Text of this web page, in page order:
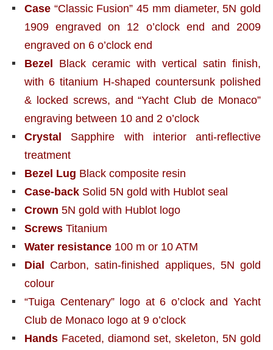
Case “Classic Fusion” 45 mm diameter, 5N gold
1909 engraved on 12 o’clock end and 2009
engraved on 6 o’clock end
Bezel
Black ceramic with vertical satin finish,
with 6 titanium H-shaped countersunk polished
& locked screws, and “Yacht Club de Monaco”
engraving between 10 and 2 o’clock
Crystal
Sapphire with interior anti-reflective
treatment
Bezel Lug Black composite resin
Case-back Solid 5N gold with Hublot seal
Crown 5N gold with Hublot logo
Screws Titanium
Water resistance 100 m or 10 ATM
Dial
Carbon, satin-finished appliques, 5N gold
colour
“Tuiga Centenary” logo at 6 o’clock and Yacht
Club de Monaco logo at 9 o’clock
Hands Faceted, diamond set, skeleton, 5N gold